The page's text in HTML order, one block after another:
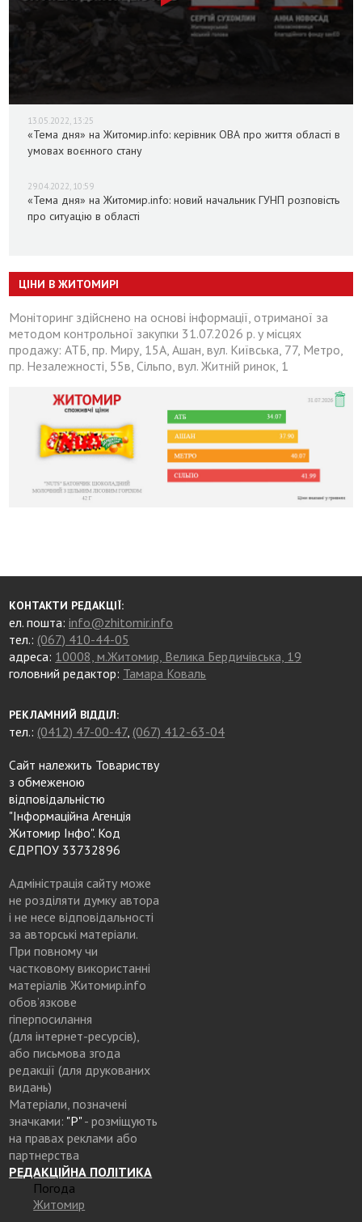
13.05.2022, 13:25
«Тема дня» на Житомир.info: керівник ОВА про життя області в
умовах воєнного стану
29.04.2022, 10:59
«Тема дня» на Житомир.info: новий начальник ГУНП розповість
про ситуацію в області
ЦІНИ В ЖИТОМИРІ
Моніторинг здійснено на основі інформації, отриманої за
методом контрольної закупки 31.07.2026 р. у місцях
продажу: АТБ, пр. Миру, 15А, Ашан, вул. Київська, 77, Метро,
пр. Незалежності, 55в, Сільпо, вул. Житній ринок, 1
КОНТАКТИ РЕДАКЦІЇ:
ел. пошта:info@zhitomir.info
тел.: (067) 410-44-05
адреса: 10008, м.Житомир, Велика Бердичівська, 19
головний редактор: Тамара Коваль
РЕКЛАМНИЙ ВІДДІЛ:
тел.: (0412) 47-00-47, (067) 412-63-04
Сайт належить Товариству
з обмеженою
відповідальністю
"Інформаційна Агенція
Житомир Інфо". Код
ЄДРПОУ 33732896
Адміністрація сайту може
не розділяти думку автора
і не несе відповідальності
за авторські матеріали.
При повному чи
частковому використанні
матеріалів Житомир.info
обов’язкове
гіперпосилання
(для інтернет-ресурсів),
або письмова згода
редакції (для друкованих
видань)
Матеріали, позначені
значками: "Р"- розміщують
на правах реклами або
партнерства
РЕДАКЦІЙНА ПОЛІТИКА
Погода
Житомир